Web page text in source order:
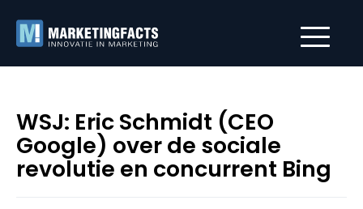
WSJ: Eric Schmidt (CEO
Google) over de sociale
revolutie en concurrent Bing